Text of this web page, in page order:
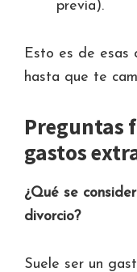
previa).
Esto es de esas
hasta que te
Preguntas
gastos
¿Qué se
divorcio?
Suele ser un